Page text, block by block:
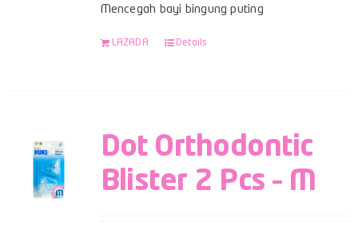
Mencegah bayi bingung puting
LAZADA Details
Dot Orthodontic
Blister 2 Pcs – M